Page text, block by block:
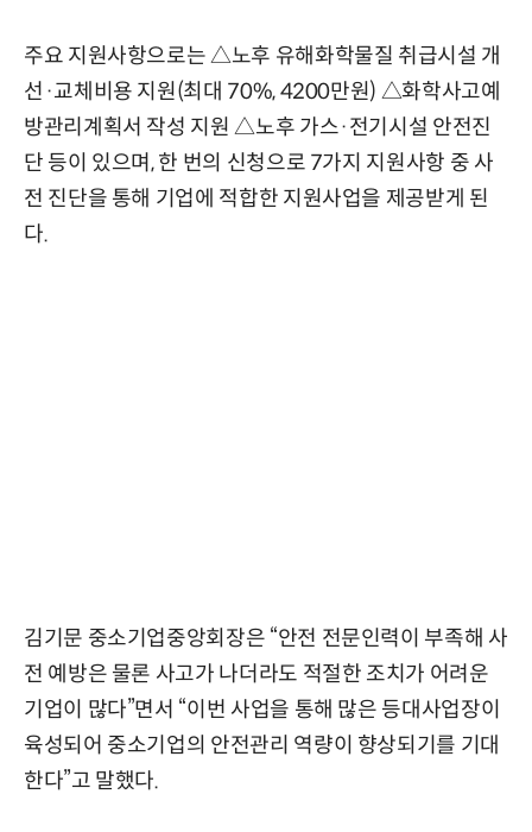
주요 지원사항으로는 △노후 유해화학물질 취급시설 개
선·교체비용 지원(최대 70%, 4200만원) △화학사고예
방관리계획서 작성 지원 △노후 가스·전기시설 안전진
단 등이 있으며, 한 번의 신청으로 7가지 지원사항 중 사
전 진단을 통해 기업에 적합한 지원사업을 제공받게 된
다.
김기문 중소기업중앙회장은 “안전 전문인력이 부족해 사
전 예방은 물론 사고가 나더라도 적절한 조치가 어려운
기업이 많다”면서 “이번 사업을 통해 많은 등대사업장이
육성되어 중소기업의 안전관리 역량이 향상되기를 기대
한다”고 말했다.